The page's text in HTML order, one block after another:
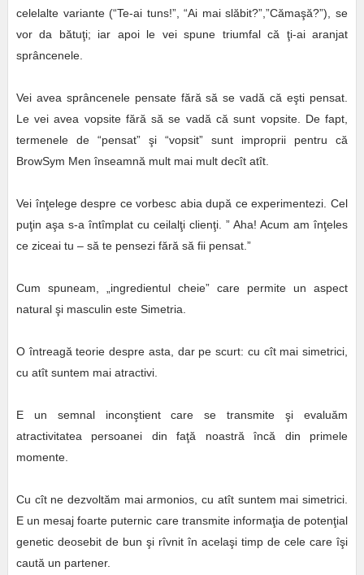
celelalte variante (“Te-ai tuns!”, “Ai mai slăbit?”,”Cămaşă?”), se
vor da bătuţi; iar apoi le vei spune triumfal că ţi-ai aranjat
sprâncenele.
Vei avea sprâncenele pensate fără să se vadă că eşti pensat.
Le vei avea vopsite fără să se vadă că sunt vopsite. De fapt,
termenele de “pensat” şi “vopsit” sunt improprii pentru că
BrowSym Men înseamnă mult mai mult decît atît.
Vei înţelege despre ce vorbesc abia după ce experimentezi. Cel
puţin aşa s-a întîmplat cu ceilalţi clienţi. ” Aha! Acum am înţeles
ce ziceai tu – să te pensezi fără să fii pensat.”
Cum spuneam, „ingredientul cheie” care permite un aspect
natural şi masculin este Simetria.
O întreagă teorie despre asta, dar pe scurt: cu cît mai simetrici,
cu atît suntem mai atractivi.
E un semnal inconştient care se transmite şi evaluăm
atractivitatea persoanei din faţă noastră încă din primele
momente.
Cu cît ne dezvoltăm mai armonios, cu atît suntem mai simetrici.
E un mesaj foarte puternic care transmite informaţia de potenţial
genetic deosebit de bun şi rîvnit în acelaşi timp de cele care îşi
caută un partener.